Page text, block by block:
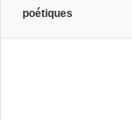
poétiques